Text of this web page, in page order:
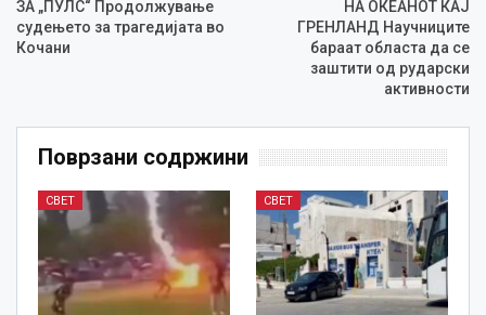
ЗА „ПУЛС“ Продолжување
судењето за трагедијата во
Кочани
НА ОКЕАНОТ КАЈ
ГРЕНЛАНД Научниците
бараат областа да се
заштити од рударски
активности
Поврзани содржини
СВЕТ СВЕТ